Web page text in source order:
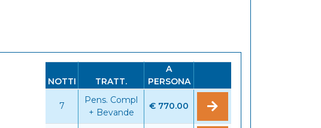
NOTTI TRATT.
A
PERSONA
7
Pens. Compl
+ Bevande
€ 770.00